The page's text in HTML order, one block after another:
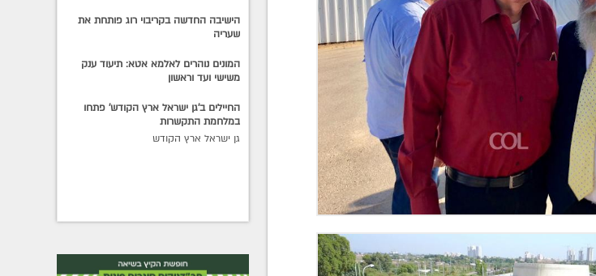
הישיבה החדשה בקריבוי רוג פותחת את
שעריה
המונים נוהרים לאלמא אטא: תיעוד ענק
משישי ועד וראשון
החיילים ב'גן ישראל ארץ הקודש' פתחו
במלחמת התקשרות
גן ישראל ארץ הקודש